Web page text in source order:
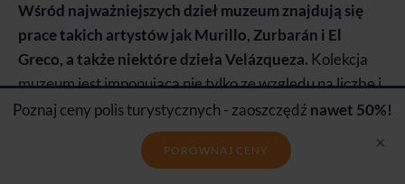
Wśród najważniejszych dzieł muzeum znajdują się
prace takich artystów jak Murillo, Zurbarán i El
Greco, a także niektóre dzieła Velázqueza. Kolekcja
muzeum jest imponująca nie tylko ze względu na liczbę i
jakość dzieł, ale także na różnorodność stylów i
Visita al Museo de Bellas Artes w Sewilli to prawdziwa
Poznaj ceny polis turystycznych - zaoszczędź nawet 50%!
PORÓWNAJ CENY ×